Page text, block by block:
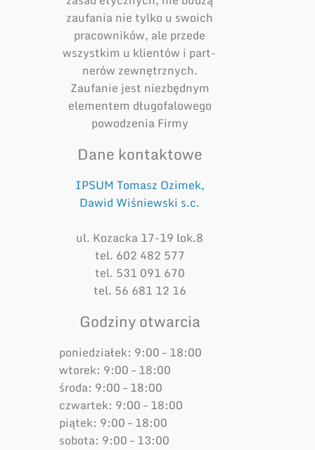
zaufania nie tylko u swoich
pracowników, ale przede
wszystkim u klientów i part­
nerów zewnętrznych.
Zaufanie jest niezbędnym
elementem długofalowego
powodzenia Firmy
Dane kontaktowe
IPSUM Tomasz Ozimek,
Dawid Wiśniewski s.c.
ul. Kozacka 17-19 lok.8
tel. 602 482 577
tel. 531 091 670
tel. 56 681 12 16
Godziny otwarcia
poniedziałek: 9:00 – 18:00
wtorek: 9:00 – 18:00
środa: 9:00 – 18:00
czwartek: 9:00 – 18:00
piątek: 9:00 – 18:00
sobota: 9:00 – 13:00